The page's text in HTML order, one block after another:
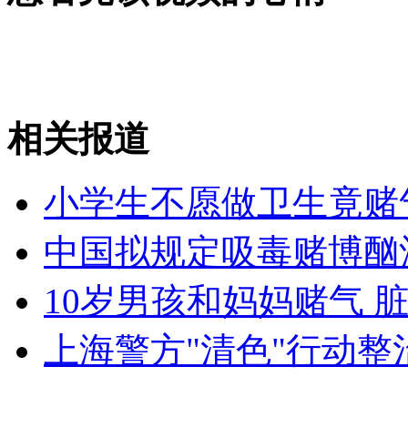
山西运城恶犬咬伤多人 警民合力深夜将其击毙
女孩北京地铁殴打老人 痛下狠手拳打脚踢
相关报道
小学生不愿做卫生竟
中国拟规定吸毒赌博
10岁男孩和妈妈赌气
上海警方"清色"行动整